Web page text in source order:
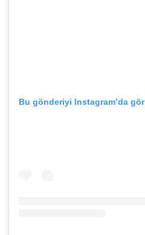
Bu gönderiyi Instagram’da gör